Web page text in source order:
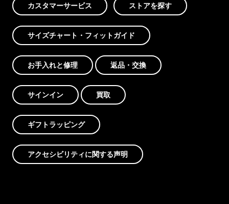
カスタマーサービス ストアを探す
サイズチャート・フィットガイド
お手入れと修理 返品・交換
サインイン 買取
ギフトラッピング
アクセシビリティに関する声明